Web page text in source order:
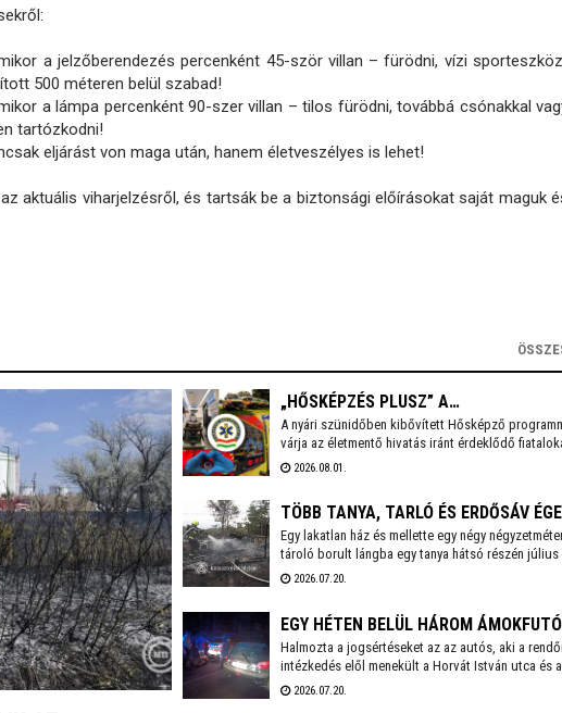
a jelzőberendezés percenként 45-ször villan – fürödni, vízi
500 méteren belül szabad!
a lámpa percenként 90-szer villan – tilos fürödni, továbbá csónakkal
tartózkodni!
eljárást von maga után, hanem életveszélyes is lehet!
aktuális viharjelzésről, és tartsák be a biztonsági előírásokat saját maguk
„HŐSKÉPZÉS PLUSZ” A
MENTŐÁLLOMÁSON
A nyári szünidőben kibővített Hősképző
várja az életmentő hivatás iránt érdeklődő
az Országos Mentőszolgálat. Életmentő kiképzés,
3-án, hétfőn 14 órakor kezdődik a program,
előzetesen kell jelentkezni a
email címen.
2026.08.01.
TÖBB TANYA, TARLÓ ÉS ERDŐSÁV
ABA-BELSŐBÁRÁNDNÁL
Egy lakatlan ház és mellette egy négy
tároló borult lángba egy tanya hátsó részén július
én kora este a 63-as főút mellett, Aba-
körülötte az aljnövényzet és az udvaron tárolt lom
meggyulladt.
2026.07.20.
EGY HÉTEN BELÜL HÁROM ÁMOKFUTÓ
Halmozta a jogsértéseket az az autós, aki a
intézkedés elől menekült a Horvát István utca és a
Széchenyi út kereszteződésétől. Végül több
2026.07.20.